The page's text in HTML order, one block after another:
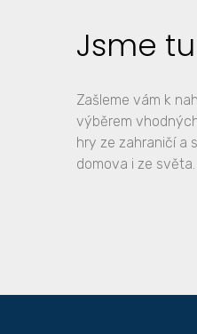
Jsme
Zašleme vám k
výběrem
hry ze zahraničí a
domova i ze světa.